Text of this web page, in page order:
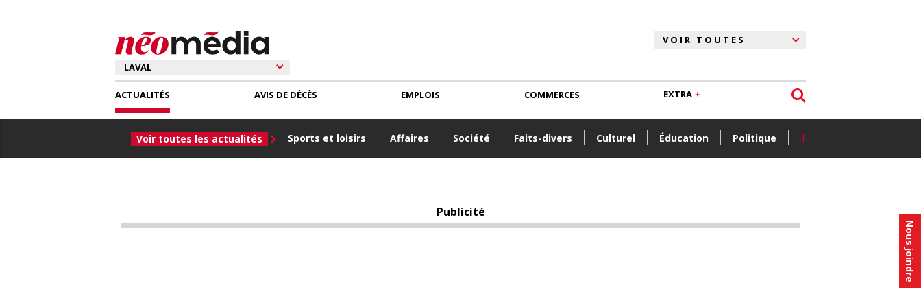
Nous joindre
ACTUALITÉS
Voir toutes les actualités Sports et loisirs Affaires Société Faits-divers Culturel Éducation Politique +
AVIS DE DÉCÈS EMPLOIS COMMERCES EXTRA
Publicité